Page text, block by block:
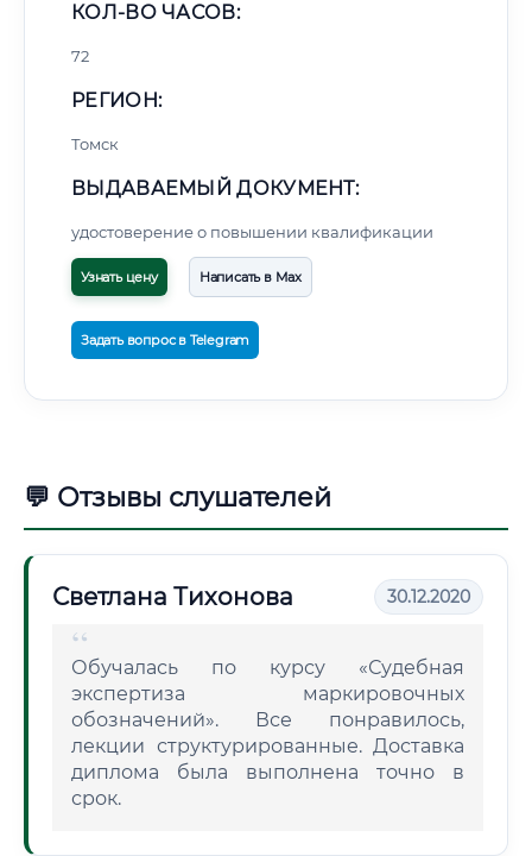
КОЛ-ВО ЧАСОВ:
72
РЕГИОН:
Томск
ВЫДАВАЕМЫЙ ДОКУМЕНТ:
удостоверение о повышении квалификации
Узнать цену Написать в Max
Задать вопрос в Telegram
💬 Отзывы слушателей
Светлана Тихонова 30.12.2020
Обучалась по курсу «Судебная
экспертиза маркировочных
обозначений». Все понравилось,
лекции структурированные. Доставка
диплома была выполнена точно в
срок.